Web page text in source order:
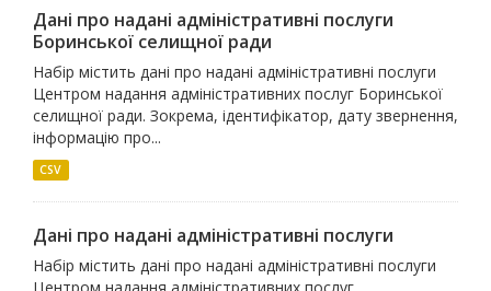
Дані про надані адміністративні послуги
Боринської селищної ради
Набір містить дані про надані адміністративні послуги
Центром надання адміністративних послуг Боринської
селищної ради. Зокрема, ідентифікатор, дату звернення,
інформацію про...
CSV
Дані про надані адміністративні послуги
Набір містить дані про надані адміністративні послуги